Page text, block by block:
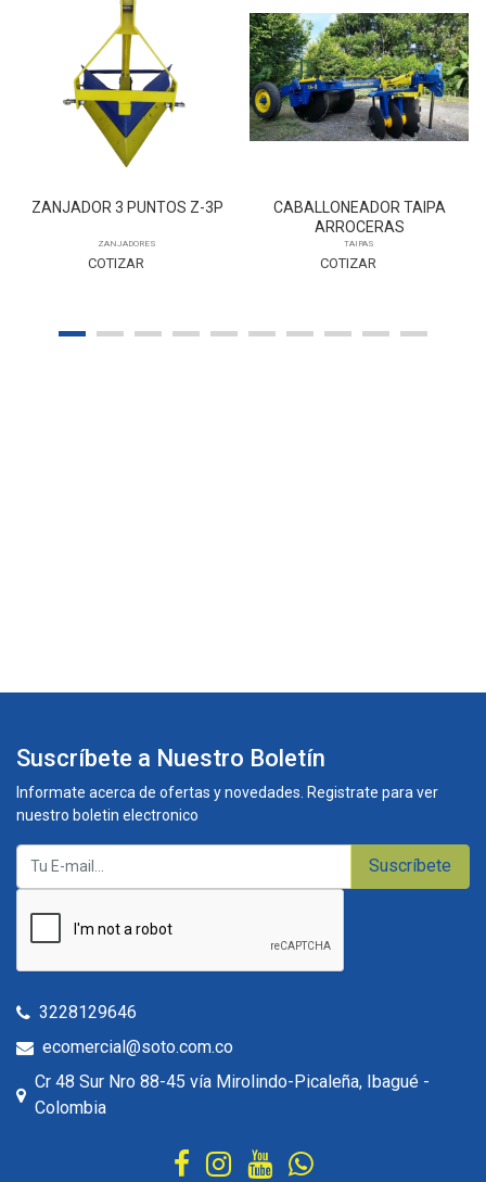
ZANJADOR 3 PUNTOS Z-3P
ZANJADORES
COTIZAR
CABALLONEADOR TAIPA
ARROCERAS
TAIPAS
COTIZAR
Suscríbete a Nuestro Boletín
Informate acerca de ofertas y novedades. Registrate para ver
nuestro boletin electronico
Suscríbete
3228129646
ecomercial@soto.com.co
Cr 48 Sur Nro 88-45 vía Mirolindo-Picaleña, Ibagué -
Colombia